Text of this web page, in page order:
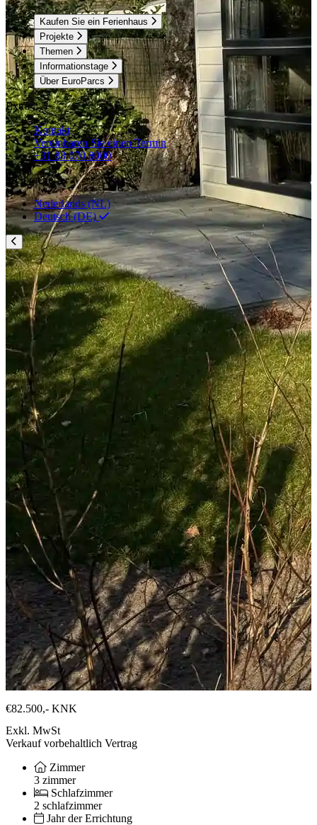
Kaufen Sie ein Ferienhaus
Projekte
Themen
Informationstage
Über EuroParcs
Extra
Kontakt
Vereinbaren Sie einen Termin
+31 88 070 8000
Sprache
Nederlands (NL)
Deutsch (DE)
€82.500,- KNK
Exkl. MwSt
Verkauf vorbehaltlich Vertrag
Zimmer
3 zimmer
Schlafzimmer
2 schlafzimmer
Jahr der Errichtung